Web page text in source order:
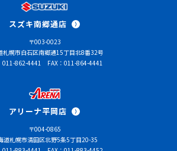
スズキ南郷通店
〒003-0023
札幌市白石区南郷通15丁目北8番32号
011-862-4441
FAX：011-864-4441
アリーナ平岡店
〒004-0865
道札幌市清田区北野5条5丁目20-35